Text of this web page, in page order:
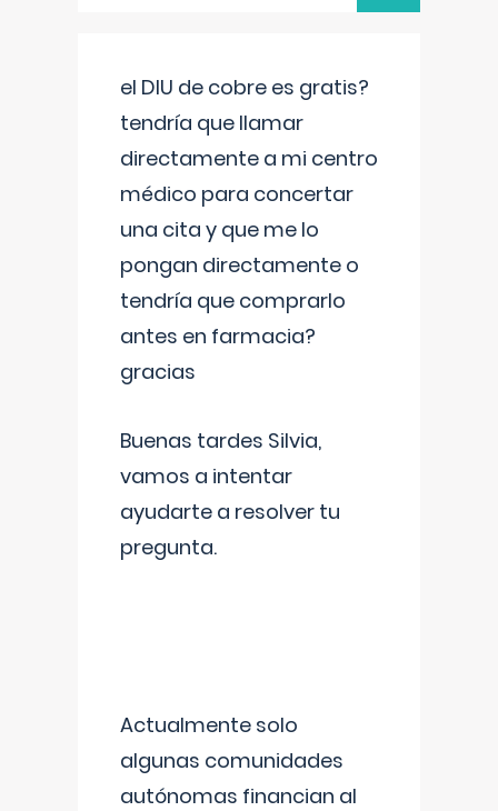
el DIU de cobre es gratis?
tendría que llamar
directamente a mi centro
médico para concertar
una cita y que me lo
pongan directamente o
tendría que comprarlo
antes en farmacia?
gracias
Buenas tardes Silvia,
vamos a intentar
ayudarte a resolver tu
pregunta.
Actualmente solo
algunas comunidades
autónomas financian al